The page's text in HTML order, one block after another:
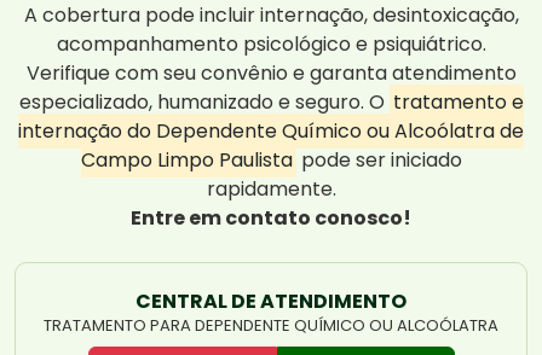
A cobertura pode incluir internação, desintoxicação,
acompanhamento psicológico e psiquiátrico.
Verifique com seu convênio e garanta atendimento
especializado, humanizado e seguro. O tratamento e
internação do Dependente Químico ou Alcoólatra de
Campo Limpo Paulista pode ser iniciado
rapidamente.
Entre em contato conosco!
CENTRAL DE ATENDIMENTO
TRATAMENTO PARA DEPENDENTE QUÍMICO OU ALCOÓLATRA